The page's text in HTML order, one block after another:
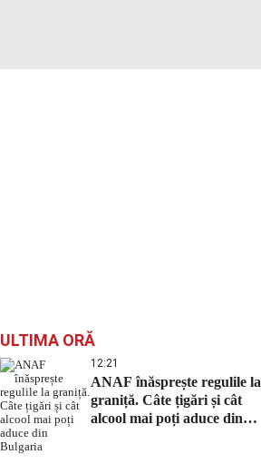
ULTIMA ORĂ
12:21
ANAF înăsprește regulile la
graniță. Câte țigări și cât
alcool mai poți aduce din